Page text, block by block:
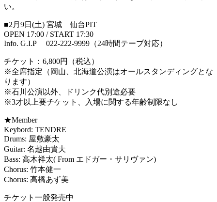
い。
■2月9日(土) 宮城 仙台PIT
OPEN 17:00 / START 17:30
Info. G.I.P 022-222-9999（24時間テープ対応）
チケット：6,800円（税込）
※全席指定（岡山、北海道公演はオールスタンディングとな
ります）
※石川公演以外、ドリンク代別途必要
※3才以上要チケット、入場に関する年齢制限なし
★Member
Keybord: TENDRE
Drums: 屋敷豪太
Guitar: 名越由貴夫
Bass: 高木祥太( From エドガー・サリヴァン)
Chorus: 竹本健一
Chorus: 高橋あず美
チケット一般発売中